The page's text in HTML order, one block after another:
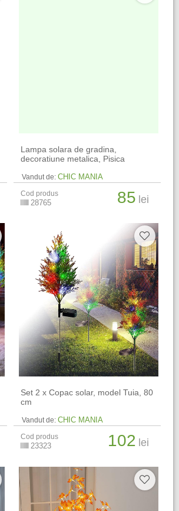
Lampa solara de gradina,
decoratiune metalica, Pisica
Vandut de: CHIC MANIA
Cod produs
28765 85 lei
Set 2 x Copac solar, model Tuia, 80
cm
Vandut de: CHIC MANIA
Cod produs
23323 102 lei